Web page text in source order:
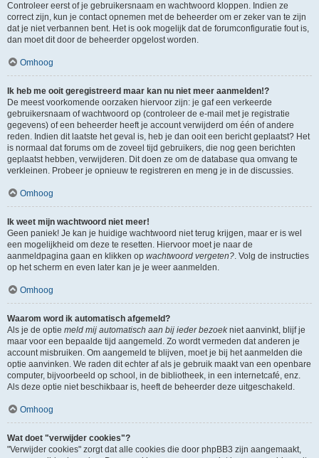
Controleer eerst of je gebruikersnaam en wachtwoord kloppen. Indien ze
correct zijn, kun je contact opnemen met de beheerder om er zeker van te zijn
dat je niet verbannen bent. Het is ook mogelijk dat de forumconfiguratie fout is,
dan moet dit door de beheerder opgelost worden.
Omhoog
Ik heb me ooit geregistreerd maar kan nu niet meer aanmelden!?
De meest voorkomende oorzaken hiervoor zijn: je gaf een verkeerde
gebruikersnaam of wachtwoord op (controleer de e-mail met je registratie
gegevens) of een beheerder heeft je account verwijderd om één of andere
reden. Indien dit laatste het geval is, heb je dan ooit een bericht geplaatst? Het
is normaal dat forums om de zoveel tijd gebruikers, die nog geen berichten
geplaatst hebben, verwijderen. Dit doen ze om de database qua omvang te
verkleinen. Probeer je opnieuw te registreren en meng je in de discussies.
Omhoog
Ik weet mijn wachtwoord niet meer!
Geen paniek! Je kan je huidige wachtwoord niet terug krijgen, maar er is wel
een mogelijkheid om deze te resetten. Hiervoor moet je naar de
aanmeldpagina gaan en klikken op wachtwoord vergeten?. Volg de instructies
op het scherm en even later kan je je weer aanmelden.
Omhoog
Waarom word ik automatisch afgemeld?
Als je de optie meld mij automatisch aan bij ieder bezoekniet aanvinkt, blijf je
maar voor een bepaalde tijd aangemeld. Zo wordt vermeden dat anderen je
account misbruiken. Om aangemeld te blijven, moet je bij het aanmelden die
optie aanvinken. We raden dit echter af als je gebruik maakt van een openbare
computer, bijvoorbeeld op school, in de bibliotheek, in een internetcafé, enz.
Als deze optie niet beschikbaar is, heeft de beheerder deze uitgeschakeld.
Omhoog
Wat doet "verwijder cookies"?
"Verwijder cookies" zorgt dat alle cookies die door phpBB3 zijn aangemaakt,